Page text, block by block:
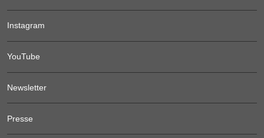
Instagram
YouTube
Newsletter
Presse